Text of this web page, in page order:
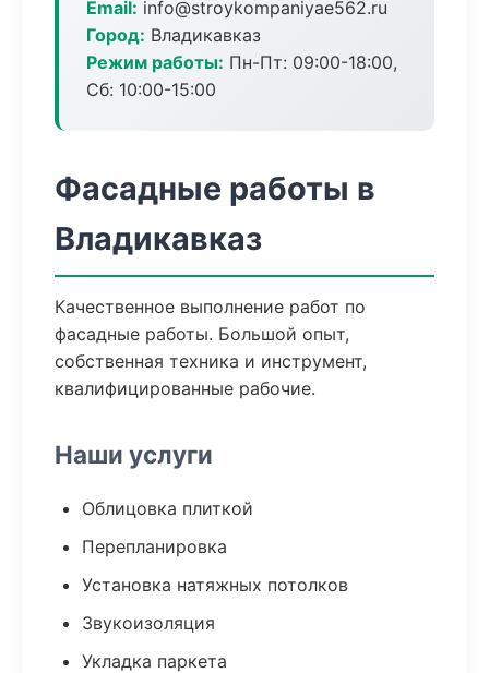
Email: info@stroykompaniyae562.ru
Город: Владикавказ
Режим работы: Пн-Пт: 09:00-18:00,
Сб: 10:00-15:00
Фасадные работы в
Владикавказ
Качественное выполнение работ по
фасадные работы. Большой опыт,
собственная техника и инструмент,
квалифицированные рабочие.
Наши услуги
Облицовка плиткой
Перепланировка
Установка натяжных потолков
Звукоизоляция
Укладка паркета